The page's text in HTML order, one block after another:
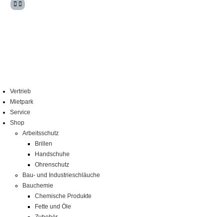
Vertrieb
Mietpark
Service
Shop
Arbeitsschutz
Brillen
Handschuhe
Ohrenschutz
Bau- und Industrieschläuche
Bauchemie
Chemische Produkte
Fette und Öle